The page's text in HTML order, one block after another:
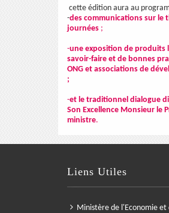
cette édition aura au
-des communications sur le
journées;
-une exposition de produits
savoir-faire et de bonnes
ONG et associations de
;
-et le traditionnel dialogue
Son Excellence Monsieur le
ministre.
Liens Utiles
Ministère de l'Economie et